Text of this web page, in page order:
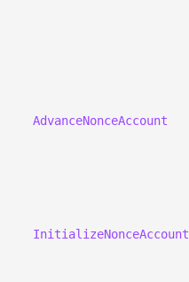
AdvanceNonceAccount
InitializeNonceAccount